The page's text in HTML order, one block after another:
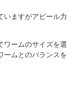
いますがアピール力
ワームのサイズを選
ームとのバランスを